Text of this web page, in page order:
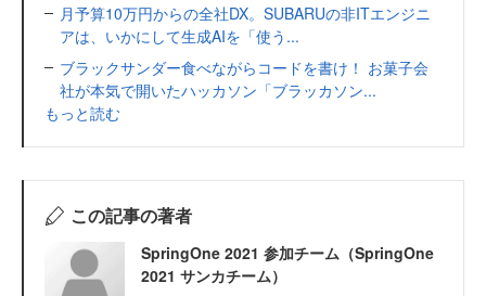
月予算10万円からの全社DX。SUBARUの非ITエンジニ
アは、いかにして生成AIを「使う...
ブラックサンダー食べながらコードを書け！ お菓子会
社が本気で開いたハッカソン「ブラッカソン...
もっと読む
この記事の著者
SpringOne 2021 参加チーム（SpringOne
2021 サンカチーム）